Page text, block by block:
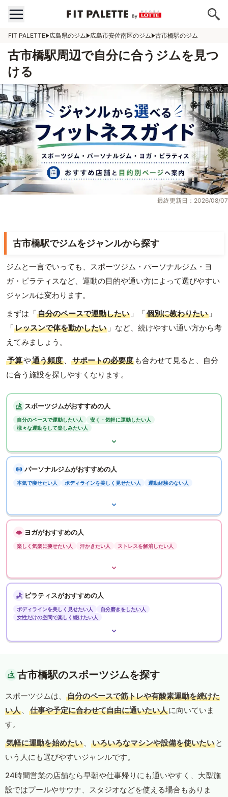
FIT PALETTE 広島県のジム 広島市安佐南区のジム 古市橋駅のジム
古市橋駅周辺で自分に合うジムを見つ
ける
最終更新日：2026/08/07
古市橋駅でジムをジャンルから探す
ジムと一言でいっても、スポーツジム・パーソナルジム・ヨ
ガ・ピラティスなど、運動の目的や通い方によって選びやすい
ジャンルは変わります。
まずは「自分のペースで運動したい 」「個別に教わりたい 」
「レッスンで体を動かしたい 」など、続けやすい通い方から考
えてみましょう。
予算や通う頻度 、 サポートの必要度 も合わせて見ると、自分
に合う施設を探しやすくなります。
スポーツジムがおすすめの人
自分のペースで運動したい人
安く・気軽に運動したい人
様々な運動をして楽しみたい人
パーソナルジムがおすすめの人
本気で痩せたい人 ボディラインを美しく見せたい人 運動経験のない人
ヨガがおすすめの人
楽しく気楽に痩せたい人 汗かきたい人 ストレスを解消したい人
ピラティスがおすすめの人
ボディラインを美しく見せたい人
自分磨きをしたい人
女性だけの空間で楽しく続けたい人
古市橋駅のスポーツジムを探す
スポーツジムは、
自分のペースで筋トレや有酸素運動を続けた
い人 、 仕事や予定に合わせて自由に通いたい人に向いていま
す。
気軽に運動を始めたい 、 いろいろなマシンや設備を使いたい と
いう人にも選びやすいジャンルです。
24時間営業の店舗なら早朝や仕事帰りにも通いやすく、大型施
設ではプールやサウナ、スタジオなどを使える場合もありま